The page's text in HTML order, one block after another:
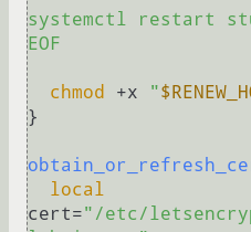
systemctl restart
EOF
chmod +x "
}
local
cert="/etc/